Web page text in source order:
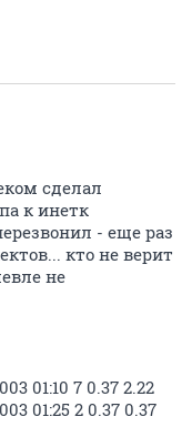
сделал
к инетк
- еще раз
кто не верит
не
01:10 7 0.37 2.22
01:25 2 0.37 0.37